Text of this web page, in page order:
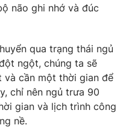
não ghi nhớ và đúc
qua trạng thái ngủ
ngột, chúng ta sẽ
và cần một thời gian để
chỉ nên ngủ trưa 90
gian và lịch trình công
nề.